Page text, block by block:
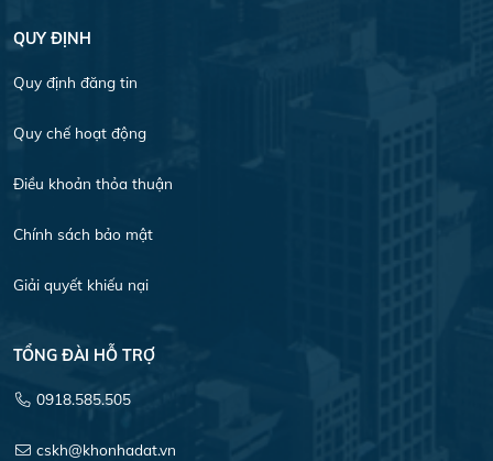
QUY ĐỊNH
Quy định đăng tin
Quy chế hoạt động
Điều khoản thỏa thuận
Chính sách bảo mật
Giải quyết khiếu nại
TỔNG ĐÀI HỖ TRỢ
0918.585.505
cskh@khonhadat.vn